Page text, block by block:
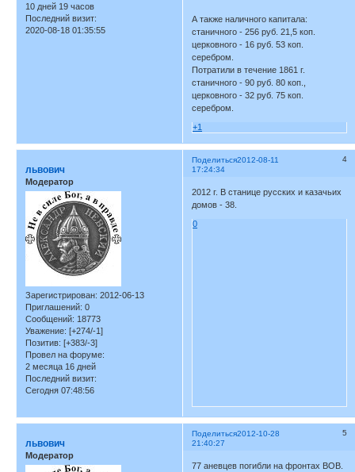
10 дней 19 часов
Последний визит:
2020-08-18 01:35:55
А также наличного капитала:
станичного - 256 руб. 21,5 коп.
церковного - 16 руб. 53 коп.
серебром.
Потратили в течение 1861 г.
станичного - 90 руб. 80 коп.,
церковного - 32 руб. 75 коп.
серебром.
+1
Поделиться 4
2012-08-11
17:24:34
львович
Модератор
Зарегистрирован: 2012-06-13
Приглашений: 0
Сообщений: 18773
Уважение: [+274/-1]
Позитив: [+383/-3]
Провел на форуме:
2 месяца 16 дней
Последний визит:
Сегодня 07:48:56
2012 г. В станице русских и казачьих
домов - 38.
0
Поделиться 5
2012-10-28
21:40:27
львович
Модератор
77 аневцев погибли на фронтах ВОВ.